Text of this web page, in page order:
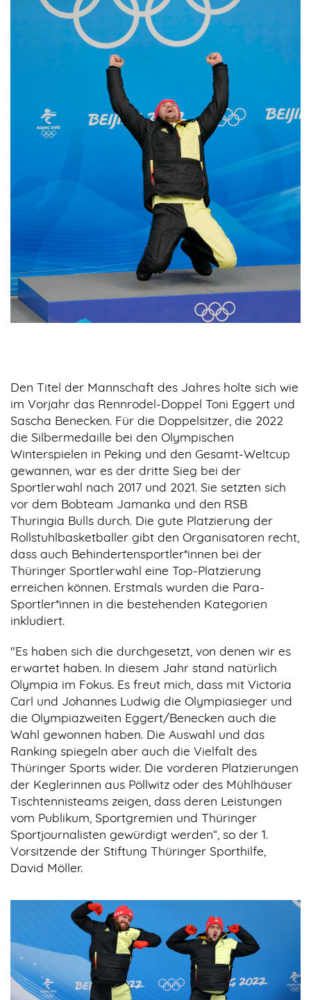
Den Titel der Mannschaft des Jahres holte sich wie
im Vorjahr das Rennrodel-Doppel Toni Eggert und
Sascha Benecken. Für die Doppelsitzer, die 2022
die Silbermedaille bei den Olympischen
Winterspielen in Peking und den Gesamt-Weltcup
gewannen, war es der dritte Sieg bei der
Sportlerwahl nach 2017 und 2021. Sie setzten sich
vor dem Bobteam Jamanka und den RSB
Thuringia Bulls durch. Die gute Platzierung der
Rollstuhlbasketballer gibt den Organisatoren recht,
dass auch Behindertensportler*innen bei der
Thüringer Sportlerwahl eine Top-Platzierung
erreichen können. Erstmals wurden die Para-
Sportler*innen in die bestehenden Kategorien
inkludiert.
"Es haben sich die durchgesetzt, von denen wir es
erwartet haben. In diesem Jahr stand natürlich
Olympia im Fokus. Es freut mich, dass mit Victoria
Carl und Johannes Ludwig die Olympiasieger und
die Olympiazweiten Eggert/Benecken auch die
Wahl gewonnen haben. Die Auswahl und das
Ranking spiegeln aber auch die Vielfalt des
Thüringer Sports wider. Die vorderen Platzierungen
der Keglerinnen aus Pöllwitz oder des Mühlhäuser
Tischtennisteams zeigen, dass deren Leistungen
vom Publikum, Sportgremien und Thüringer
Sportjournalisten gewürdigt werden“, so der 1.
Vorsitzende der Stiftung Thüringer Sporthilfe,
David Möller.